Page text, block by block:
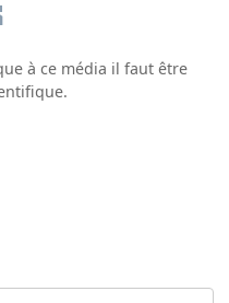
à ce média il faut être